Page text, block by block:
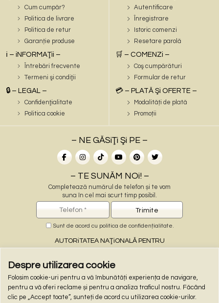
Despre utilizarea cookie
Folosim cookie-uri pentru a vă îmbunătăți experiența de navigare,
pentru a vă oferi reclame și pentru a analiza traficul nostru. Făcând
clic pe „Accept toate”, sunteți de acord cu utilizarea cookie-urilor.
Cum cumpăr?
Politica de livrare
Politica de retur
Garanție produse
ℹ️ – iNFORMAŢii –
Întrebări frecvente
Termeni şi condiţii
🔒 – LEGAL –
Confidenţialitate
Politica cookie
Autentificare
Înregistrare
Istoric comenzi
Resetare parolă
🛒 – COMENZi –
Coş cumpărături
Formular de retur
💳 – PLATĂ Şi OFERTE –
Modalități de plată
Promoții
– NE GĂSiŢi Şi PE –
– TE SUNĂM NOi! –
Completează numărul de telefon și te vom
suna în cel mai scurt timp posibil.
Sunt de acord cu politica de confidențialitate
AUTORiTATEA NAŢiONALĂ PENTRU
PROTECŢiA CONSUMATORiLOR
– PLĂŢi ONLiNE –